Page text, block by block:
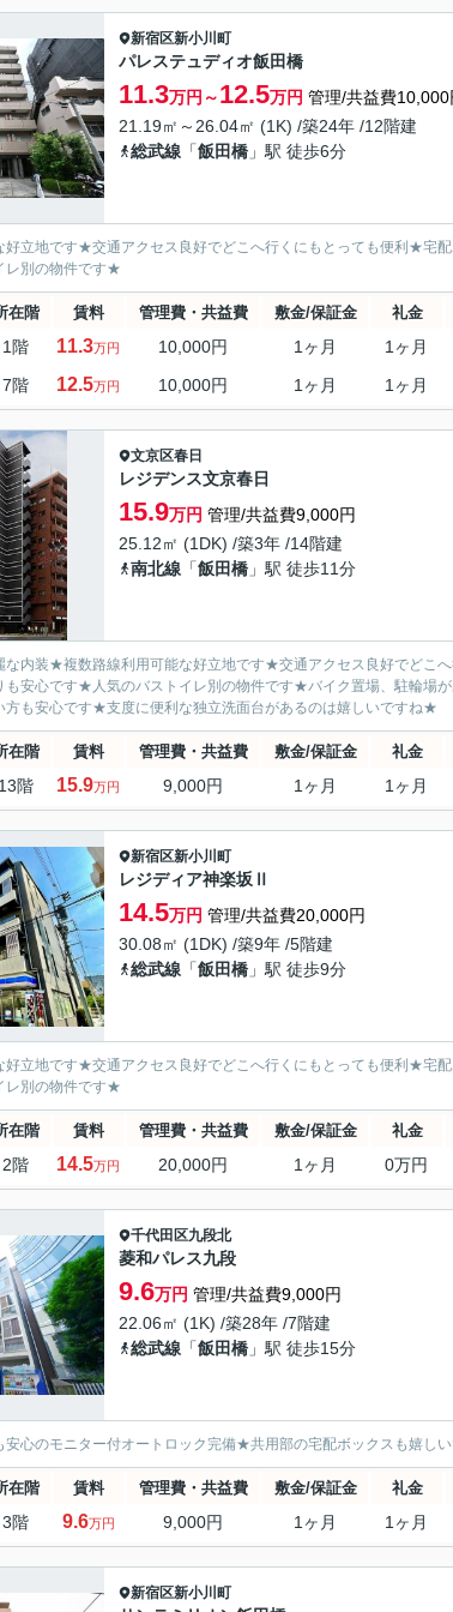
新宿区新小川町
パレステュディオ飯田橋
11.3万円～12.5万円 管理/共益費10,000
21.19㎡～26.04㎡ (1K) /築24年 /12階建
総武線 「飯田橋 」駅 徒歩6分
好立地です★交通アクセス良好でどこへ行くにもとっても便利★宅
レ別の物件です★
在階 賃料 管理費・共益費 敷金/保証金 礼金
1階 11.3万円 10,000円 1ヶ月 1ヶ月
7階 12.5万円 10,000円 1ヶ月 1ヶ月
文京区春日
レジデンス文京春日
15.9万円 管理/共益費9,000円
25.12㎡ (1DK) /築3年 /14階建
南北線 「飯田橋 」駅 徒歩11分
な内装★複数路線利用可能な好立地です★交通アクセス良好でどこ
も安心です★人気のバストイレ別の物件です★バイク置場、駐輪場
方も安心です★支度に便利な独立洗面台があるのは嬉しいですね★
在階 賃料 管理費・共益費 敷金/保証金 礼金
13階 15.9万円 9,000円 1ヶ月 1ヶ月
新宿区新小川町
レジディア神楽坂Ⅱ
14.5万円 管理/共益費20,000円
30.08㎡ (1DK) /築9年 /5階建
総武線 「飯田橋 」駅 徒歩9分
好立地です★交通アクセス良好でどこへ行くにもとっても便利★宅
レ別の物件です★
在階 賃料 管理費・共益費 敷金/保証金 礼金
2階 14.5万円 20,000円 1ヶ月 0万円
千代田区九段北
菱和パレス九段
9.6万円 管理/共益費9,000円
22.06㎡ (1K) /築28年 /7階建
総武線 「飯田橋 」駅 徒歩15分
安心のモニター付オートロック完備★共用部の宅配ボックスも嬉し
在階 賃料 管理費・共益費 敷金/保証金 礼金
3階 9.6万円 9,000円 1ヶ月 1ヶ月
新宿区新小川町